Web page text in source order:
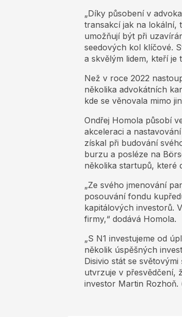
„Díky působení v
transakcí jak na lokální,
umožňují být při
seedových kol klíčové.
a skvělým lidem, kteří je
Než v roce 2022
několika advokátních
kde se věnovala mimo
Ondřej Homola působí
akceleraci a
získal při budování
burzu a posléze na
několika startupů, které
„Ze svého jmenování
posouvání fondu
kapitálových investorů.
firmy,“ dodává Homola.
„S N1 investujeme od
několik úspěšných
Disivio stát se
utvrzuje v přesvědčení,
investor Martin Rozhoň.